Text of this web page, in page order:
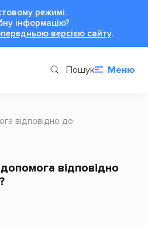
режимі.
інформацію?
версією сайту.
Пошук Меню
відповідно до
відповідно